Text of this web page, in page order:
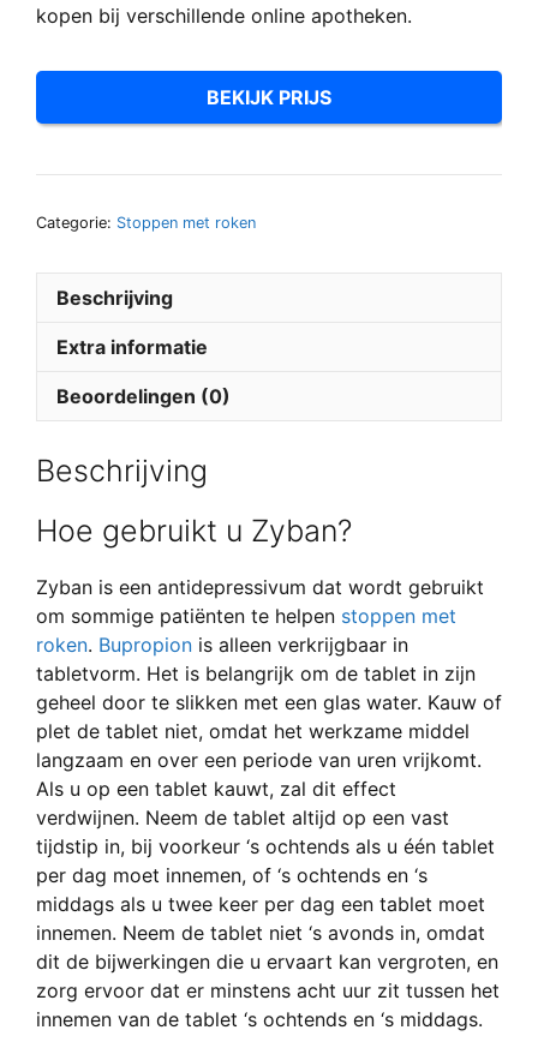
kopen bij verschillende online apotheken.
BEKIJK PRIJS
Categorie: Stoppen met roken
Beschrijving
Extra informatie
Beoordelingen (0)
Beschrijving
Hoe gebruikt u Zyban?
Zyban is een antidepressivum dat wordt gebruikt
om sommige patiënten te helpen stoppen met
roken. Bupropion is alleen verkrijgbaar in
tabletvorm. Het is belangrijk om de tablet in zijn
geheel door te slikken met een glas water. Kauw of
plet de tablet niet, omdat het werkzame middel
langzaam en over een periode van uren vrijkomt.
Als u op een tablet kauwt, zal dit effect
verdwijnen. Neem de tablet altijd op een vast
tijdstip in, bij voorkeur ‘s ochtends als u één tablet
per dag moet innemen, of ‘s ochtends en ‘s
middags als u twee keer per dag een tablet moet
innemen. Neem de tablet niet ‘s avonds in, omdat
dit de bijwerkingen die u ervaart kan vergroten, en
zorg ervoor dat er minstens acht uur zit tussen het
innemen van de tablet ‘s ochtends en ‘s middags.